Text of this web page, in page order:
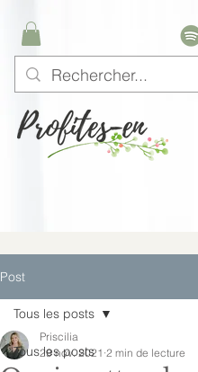
Post
Tous les posts
Tous les posts
Priscilia
29 nov. 2021 2 min de lecture